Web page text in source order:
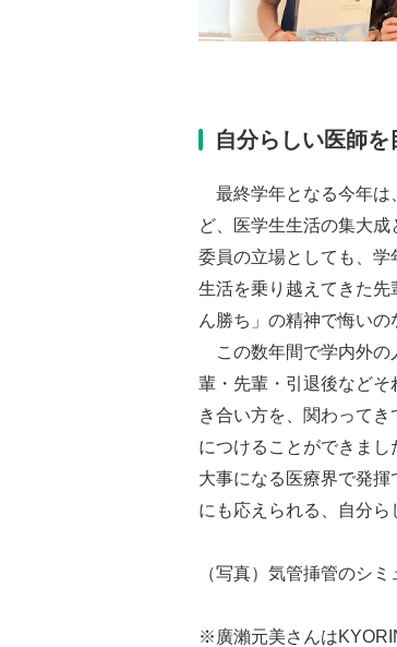
自分らしい医師を
最終学年となる今年は
ど、医学生生活の集大
委員の立場としても、
生活を乗り越えてきた先
ん勝ち」の精神で悔いの
この数年間で学内外の
輩・先輩・引退後などそ
き合い方を、関わって
につけることができま
大事になる医療界で発
にも応えられる、自分ら
（写真）気管挿管のシ
※ 廣瀨元美さんは